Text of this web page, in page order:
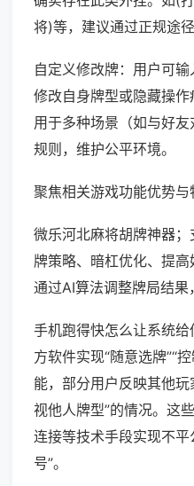
将)等，建议通过正规途
自定义修改牌：用户可输
修改自身牌型或隐藏操作
用于多种场景（如与好
规则，维护公平环境。
聚焦相关游戏功能优势与
微乐河北麻将胡牌神器
牌策略、暗杠优化、提高
通过AI算法调整牌局结果
手机跑得快怎么让系统
方软件实现“随意选牌”“
能，部分用户反映其他玩
视他人牌型”的情况。这
连接等技术手段实现不平
号”。